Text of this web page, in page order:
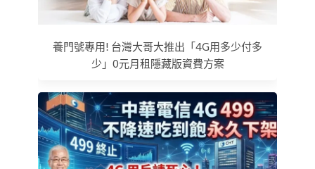
養門號專用! 台灣大哥大推出「4G用多少付多
少」0元月租隱藏版資費方案